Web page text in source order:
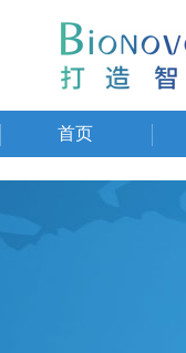
首页